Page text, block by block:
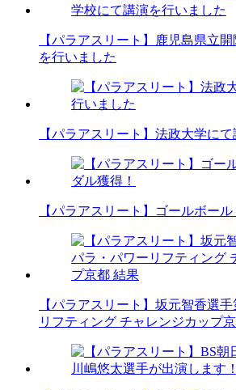
【パラアスリート】鹿児島県立
を行いました
【パラアスリート】法政大学に
【パラアスリート】ゴールボール
【パラアスリート】坂元智香選
リフティング チャレンジカップ